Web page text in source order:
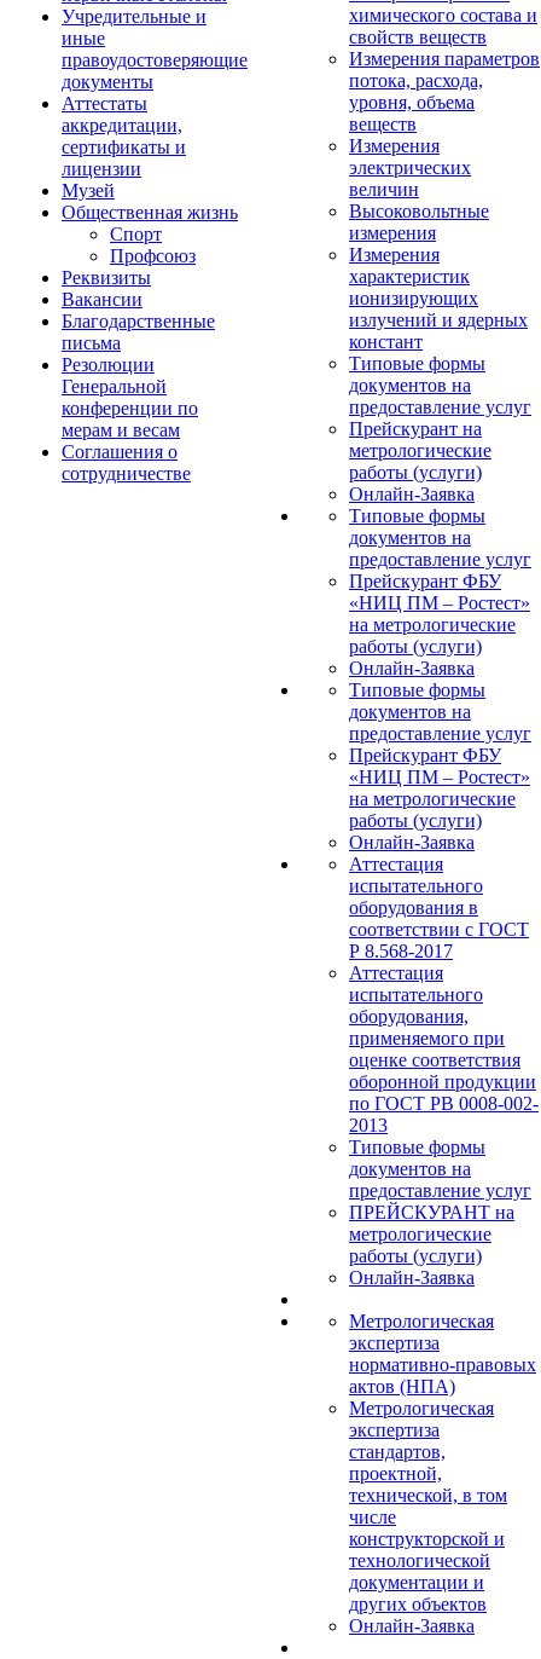
Учредительные и
иные
правоудостоверяющие
документы
Аттестаты
аккредитации,
сертификаты и
лицензии
Музей
Общественная жизнь
Спорт
Профсоюз
Реквизиты
Вакансии
Благодарственные
письма
Резолюции
Генеральной
конференции по
мерам и весам
Соглашения о
сотрудничестве
химического состава и
свойств веществ
Измерения параметров
потока, расхода,
уровня, объема
веществ
Измерения
электрических
величин
Высоковольтные
измерения
Измерения
характеристик
ионизирующих
излучений и ядерных
констант
Типовые формы
документов на
предоставление услуг
Прейскурант на
метрологические
работы (услуги)
Онлайн-Заявка
Типовые формы
документов на
предоставление услуг
Прейскурант ФБУ
«НИЦ ПМ – Ростест»
на метрологические
работы (услуги)
Онлайн-Заявка
Типовые формы
документов на
предоставление услуг
Прейскурант ФБУ
«НИЦ ПМ – Ростест»
на метрологические
работы (услуги)
Онлайн-Заявка
Аттестация
испытательного
оборудования в
соответствии с ГОСТ
Р 8.568-2017
Аттестация
испытательного
оборудования,
применяемого при
оценке соответствия
оборонной продукции
по ГОСТ РВ 0008-002-
2013
Типовые формы
документов на
предоставление услуг
ПРЕЙСКУРАНТ на
метрологические
работы (услуги)
Онлайн-Заявка
Метрологическая
экспертиза
нормативно-правовых
актов (НПА)
Метрологическая
экспертиза
стандартов,
проектной,
технической, в том
числе
конструкторской и
технологической
документации и
других объектов
Онлайн-Заявка